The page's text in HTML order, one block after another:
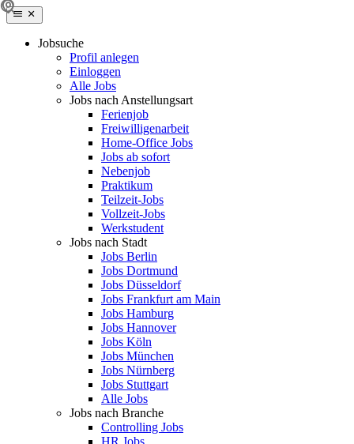
Jobsuche
Profil anlegen
Einloggen
Alle Jobs
Jobs nach Anstellungsart
Ferienjob
Freiwilligenarbeit
Home-Office Jobs
Jobs ab sofort
Nebenjob
Praktikum
Teilzeit-Jobs
Vollzeit-Jobs
Werkstudent
Jobs nach Stadt
Jobs Berlin
Jobs Dortmund
Jobs Düsseldorf
Jobs Frankfurt am Main
Jobs Hamburg
Jobs Hannover
Jobs Köln
Jobs München
Jobs Nürnberg
Jobs Stuttgart
Alle Jobs
Jobs nach Branche
Controlling Jobs
HR Jobs